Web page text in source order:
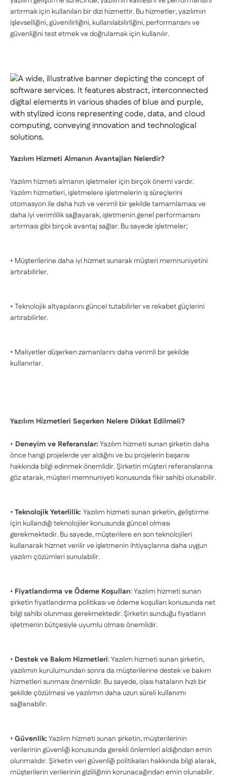
artırmak için kullanılan bir dizi hizmettir. Bu hizmetler, yazılımın
işlevselliğini, güvenilirliğini, kullanılabilirliğini, performansını ve
güvenliğini test etmek ve doğrulamak için kullanılır.
Yazılım Hizmeti Almanın Avantajları Nelerdir?
Yazılım hizmeti almanın işletmeler için birçok önemi vardır.
Yazılım hizmetleri, işletmelere işletmelerin iş süreçlerini
otomasyon ile daha hızlı ve verimli bir şekilde tamamlaması ve
daha iyi verimlilik sağlayarak, işletmenin genel performansını
artırması gibi birçok avantaj sağlar. Bu sayede işletmeler;
• Müşterilerine daha iyi hizmet sunarak müşteri memnuniyetini
artırabilirler.
• Teknolojik altyapılarını güncel tutabilirler ve rekabet güçlerini
artırabilirler.
• Maliyetler düşerken zamanlarını daha verimli bir şekilde
kullanırlar.
Yazılım Hizmetleri Seçerken Nelere Dikkat Edilmeli?
• Deneyim ve Referanslar: Yazılım hizmeti sunan şirketin daha
önce hangi projelerde yer aldığını ve bu projelerin başarısı
hakkında bilgi edinmek önemlidir. Şirketin müşteri referanslarına
göz atarak, müşteri memnuniyeti konusunda fikir sahibi olunabilir.
• Teknolojik Yeterlilik: Yazılım hizmeti sunan şirketin, geliştirme
için kullandığı teknolojiler konusunda güncel olması
gerekmektedir. Bu sayede, müşterilere en son teknolojileri
kullanarak hizmet verilir ve işletmenin ihtiyaçlarına daha uygun
yazılım çözümleri sunulabilir.
• Fiyatlandırma ve Ödeme Koşulları: Yazılım hizmeti sunan
şirketin fiyatlandırma politikası ve ödeme koşulları konusunda net
bilgi sahibi olunması gerekmektedir. Şirketin sunduğu fiyatların
işletmenin bütçesiyle uyumlu olması önemlidir.
• Destek ve Bakım Hizmetleri: Yazılım hizmeti sunan şirketin,
yazılımın kurulumundan sonra da müşterilerine destek ve bakım
hizmetleri sunması önemlidir. Bu sayede, olası hataların hızlı bir
şekilde çözülmesi ve yazılımın daha uzun süreli kullanımı
sağlanabilir.
• Güvenlik: Yazılım hizmeti sunan şirketin, müşterilerinin
verilerinin güvenliği konusunda gerekli önlemleri aldığından emin
olunmalıdır. Şirketin veri güvenliği politikaları hakkında bilgi alarak,
müşterilerin verilerinin gizliliğinin korunacağından emin olunabilir.